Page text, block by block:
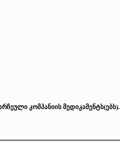
კომპანიის მედიკამენტს(ებს).